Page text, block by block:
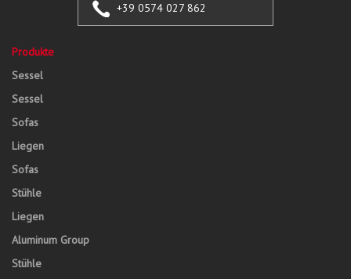
+39 0574 027 862
Produkte
Sessel
Sessel
Sofas
Liegen
Sofas
Stühle
Liegen
Aluminum Group
Stühle